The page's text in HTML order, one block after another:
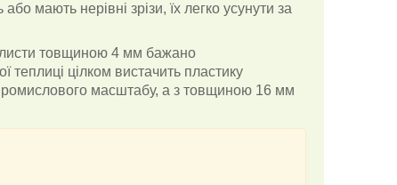
мають нерівні зрізи, їх легко усунути за
листи товщиною 4 мм бажано
теплиці цілком вистачить пластику
масштабу, а з товщиною 16 мм